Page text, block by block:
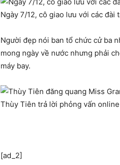
Ngày 7/12, cô giao lưu với các đài
Người đẹp nói ban tổ chức cử ba
mong ngày về nước nhưng phải
máy bay.
Thùy Tiên trả lời phỏng vấn online
[ad_2]